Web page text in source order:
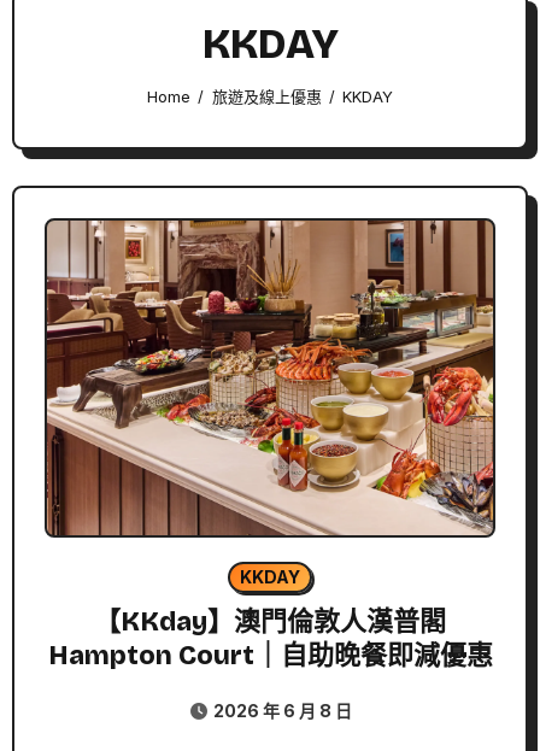
KKDAY
Home 旅遊及線上優惠 KKDAY
KKDAY
【KKday】澳門倫敦人漢普閣
Hampton Court｜自助晚餐即減優惠
2026 年 6 月 8 日